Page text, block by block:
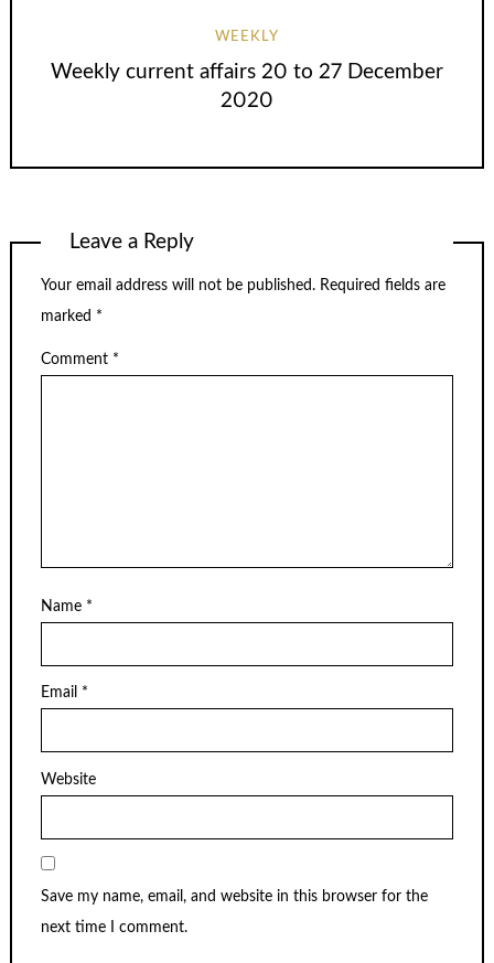
WEEKLY
Weekly current affairs 20 to 27 December
2020
Leave a Reply
Your email address will not be published. Required fields are
marked *
Comment *
Name *
Email *
Website
Save my name, email, and website in this browser for the
next time I comment.